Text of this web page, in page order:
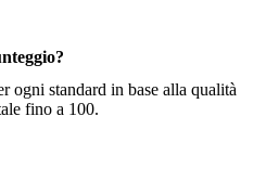
ogni standard in base alla qualità
fino a 100.